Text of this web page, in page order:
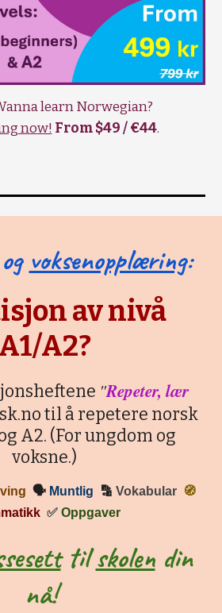
learn Norwegian?
now! From $49 / €44.
voksenopplæring:
av nivå
A1/A2?
"Repeter, lær
til å repetere norsk
A2. (For ungdom og
voksne.)
🗣 Muntlig 🔡 Vokabular
🧭
✅ Oppgaver
tilskolendin
nå!